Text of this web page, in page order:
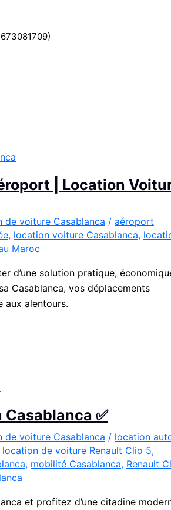
| Location
de voiture Casablanca / aéroport
, location voiture Casablanca,
Maroc
d’une solution pratique,
Casablanca, vos déplacements
aux alentours.
✅
de voiture Casablanca / location
location de voiture Renault Clio 5,
, mobilité Casablanca, Renault
et profitez d’une citadine